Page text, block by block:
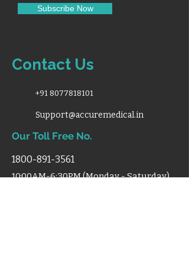
Subscribe Now
Contact Us
+91 8077818101
Support@accuremedical.in
Our Toll Free No.
1800-891-3561
10:00AM-6:30PM (Monday - Saturday)